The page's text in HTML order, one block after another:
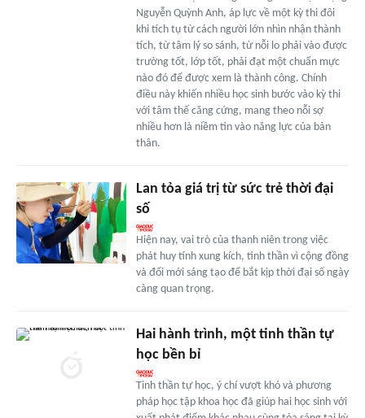
Nguyễn Quỳnh Anh, áp lực về một kỳ thi đôi
khi tích tụ từ cách người lớn nhìn nhận thành
tích, từ tâm lý so sánh, từ nỗi lo phải vào được
trường tốt, lớp tốt, phải đạt một chuẩn mực
nào đó để được xem là thành công. Chính
điều này khiến nhiều học sinh bước vào kỳ thi
với tâm thế căng cứng, mang theo nỗi sợ
nhiều hơn là niềm tin vào năng lực của bản
thân.
Lan tỏa giá trị từ sức trẻ thời đại
số
Hiện nay, vai trò của thanh niên trong việc
phát huy tính xung kích, tinh thần vì cộng đồng
và đổi mới sáng tạo để bắt kịp thời đại số ngày
càng quan trọng.
Hai hành trình, một tinh thần tự
học bền bỉ
Tinh thần tự học, ý chí vượt khó và phương
pháp học tập khoa học đã giúp hai học sinh với